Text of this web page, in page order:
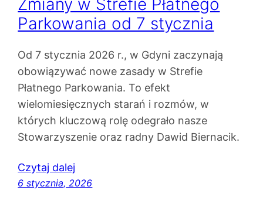
Parkowania od 7 stycznia
Od 7 stycznia 2026 r., w Gdyni zaczynają
obowiązywać nowe zasady w Strefie
Płatnego Parkowania. To efekt
wielomiesięcznych starań i rozmów, w
których kluczową rolę odegrało nasze
Stowarzyszenie oraz radny Dawid Biernacik.
Czytaj dalej
6 stycznia, 2026